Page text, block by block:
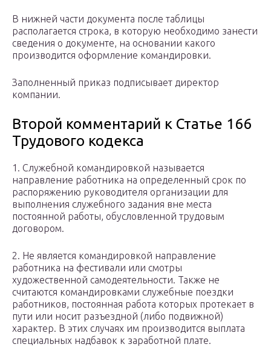
В нижней части документа после таблицы
располагается строка, в которую необходимо занести
сведения о документе, на основании какого
производится оформление командировки.
Заполненный приказ подписывает директор
компании.
Второй комментарий к Статье 166
Трудового кодекса
1. Служебной командировкой называется
направление работника на определенный срок по
распоряжению руководителя организации для
выполнения служебного задания вне места
постоянной работы, обусловленной трудовым
договором.
2. Не является командировкой направление
работника на фестивали или смотры
художественной самодеятельности. Также не
считаются командировками служебные поездки
работников, постоянная работа которых протекает в
пути или носит разъездной (либо подвижной)
характер. В этих случаях им производится выплата
специальных надбавок к заработной плате.